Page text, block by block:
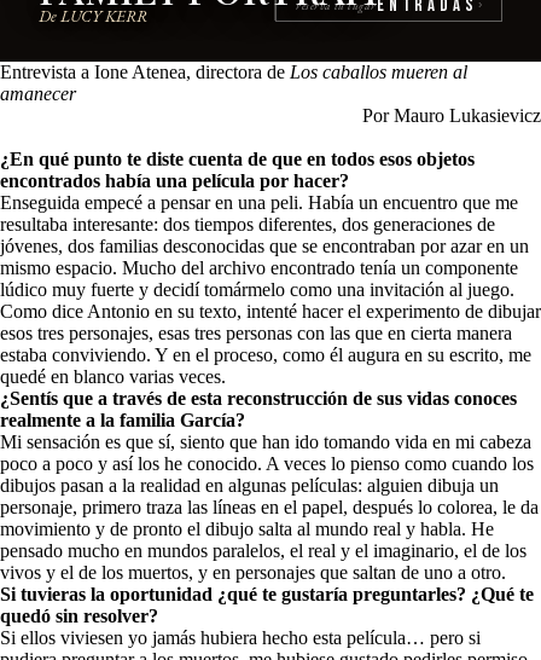
De LUCY KERR
reserva tu lugarEntradas ›
Entrevista a Ione Atenea, directora de Los caballos mueren al
amanecer
Por Mauro Lukasievicz
¿En qué punto te diste cuenta de que en todos esos objetos
encontrados había una película por hacer?
Enseguida empecé a pensar en una peli. Había un encuentro que me
resultaba interesante: dos tiempos diferentes, dos generaciones de
jóvenes, dos familias desconocidas que se encontraban por azar en un
mismo espacio. Mucho del archivo encontrado tenía un componente
lúdico muy fuerte y decidí tomármelo como una invitación al juego.
Como dice Antonio en su texto, intenté hacer el experimento de dibujar
esos tres personajes, esas tres personas con las que en cierta manera
estaba conviviendo. Y en el proceso, como él augura en su escrito, me
quedé en blanco varias veces.
¿Sentís que a través de esta reconstrucción de sus vidas conoces
realmente a la familia García?
Mi sensación es que sí, siento que han ido tomando vida en mi cabeza
poco a poco y así los he conocido. A veces lo pienso como cuando los
dibujos pasan a la realidad en algunas películas: alguien dibuja un
personaje, primero traza las líneas en el papel, después lo colorea, le da
movimiento y de pronto el dibujo salta al mundo real y habla. He
pensado mucho en mundos paralelos, el real y el imaginario, el de los
vivos y el de los muertos, y en personajes que saltan de uno a otro.
Si tuvieras la oportunidad ¿qué te gustaría preguntarles? ¿Qué te
quedó sin resolver?
Si ellos viviesen yo jamás hubiera hecho esta película… pero si